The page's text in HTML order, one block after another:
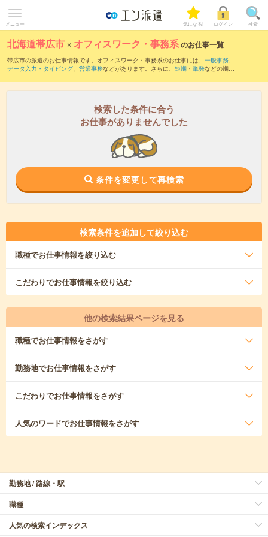
メニュー 気になる! ログイン 検索
北海道帯広市 × オフィスワーク・事務系のお仕事一覧
帯広市の派遣のお仕事情報です。オフィスワーク・事務系のお仕事には、 一般事務、
データ入力・タイピング、 営業事務などがあります。さらに、 短期 ・ 単発などの期間
検索した条件に合う
お仕事がありませんでした
条件を変更して再検索
検索条件を追加して絞り込む
職種でお仕事情報を絞り込む
こだわりでお仕事情報を絞り込む
他の検索結果ページを見る
職種でお仕事情報をさがす
勤務地でお仕事情報をさがす
こだわりでお仕事情報をさがす
人気のワードでお仕事情報をさがす
勤務地 / 路線・駅
職種
人気の検索インデックス